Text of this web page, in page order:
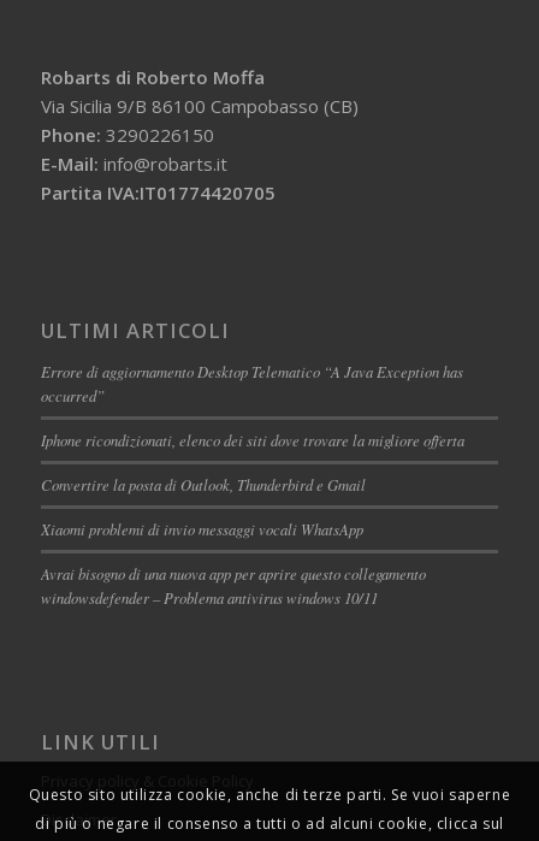
Robarts di Roberto Moffa
Via Sicilia 9/B 86100 Campobasso (CB)
Phone: 3290226150
E-Mail: info@robarts.it
Partita IVA:IT01774420705
ULTIMI ARTICOLI
Errore di aggiornamento Desktop Telematico “A Java Exception has
occurred”
Iphone ricondizionati, elenco dei siti dove trovare la migliore offerta
Convertire la posta di Outlook, Thunderbird e Gmail
Xiaomi problemi di invio messaggi vocali WhatsApp
Avrai bisogno di una nuova app per aprire questo collegamento
windowsdefender – Problema antivirus windows 10/11
LINK UTILI
Disclaimer
Questo sito utilizza cookie, anche di terze parti. Se vuoi saperne
di più o negare il consenso a tutti o ad alcuni cookie, clicca sul